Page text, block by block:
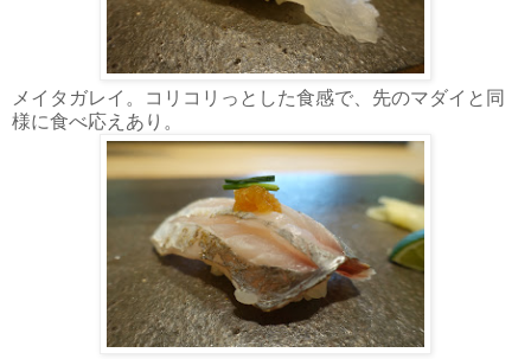
メイタガレイ。コリコリっとした食感で、先のマダイと同
様に食べ応えあり。